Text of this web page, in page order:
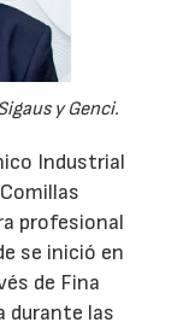
y Genci.
Industrial
profesional
se inició en
de Fina
durante las